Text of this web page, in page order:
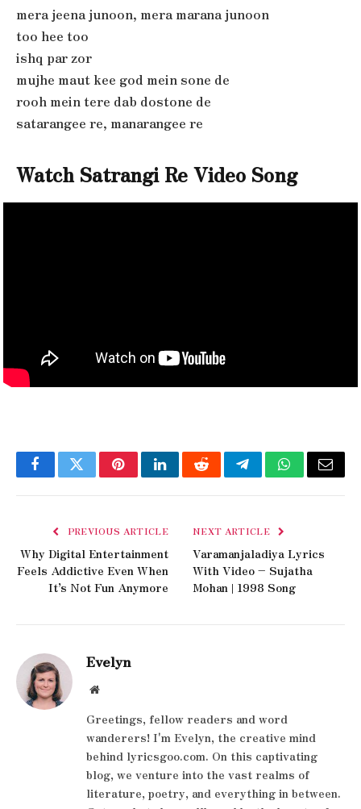
mera jeena junoon, mera marana junoon
too hee too
ishq par zor
mujhe maut kee god mein sone de
rooh mein tere dab dostone de
satarangee re, manarangee re
Watch Satrangi Re Video Song
FacebookTwitterPinterestLinkedInRedditTelegramWhatsApp
Email
PREVIOUS ARTICLE
Why Digital Entertainment
Feels Addictive Even When
It’s Not Fun Anymore
NEXT ARTICLE
Varamanjaladiya Lyrics
With Video – Sujatha
Mohan | 1998 Song
Evelyn
Website
Greetings, fellow readers and word
wanderers! I'm Evelyn, the creative mind
behind lyricsgoo.com. On this captivating
blog, we venture into the vast realms of
literature, poetry, and everything in between.